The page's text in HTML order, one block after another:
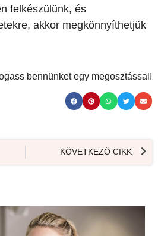
felkészülünk, és
akkor megkönnyíthetjük
bennünket egy megosztással!
KÖVETKEZŐ CIKK